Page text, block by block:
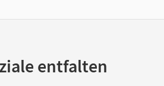
entfalten